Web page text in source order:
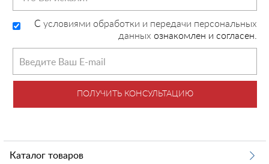
C условиями обработки и передачи персональных
данных ознакомлен и согласен.
ПОЛУЧИТЬ КОНСУЛЬТАЦИЮ
Каталог товаров